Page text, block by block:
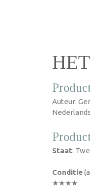
Auteur:
Staat:
Conditie
★★★★